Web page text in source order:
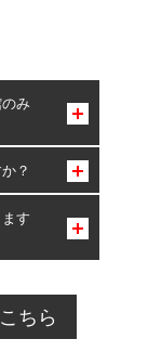
み
？
時にご予約が
す
のご予約
店舗まで
ちら